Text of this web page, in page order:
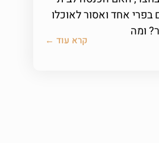
בפרי אחד ואסור לאוכלו
ומה
קרא עוד ←